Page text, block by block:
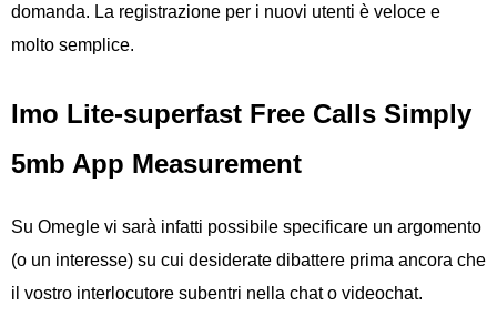
domanda. La registrazione per i nuovi utenti è veloce e
molto semplice.
Imo Lite-superfast Free Calls Simply
5mb App Measurement
Su Omegle vi sarà infatti possibile specificare un argomento
(o un interesse) su cui desiderate dibattere prima ancora che
il vostro interlocutore subentri nella chat o videochat.